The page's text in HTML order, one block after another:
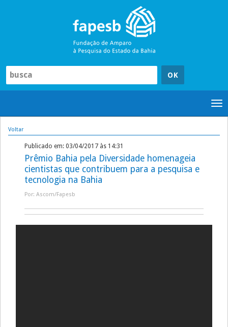
Voltar
Publicado em: 03/04/2017 às 14:31
Prêmio Bahia pela Diversidade homenageia
cientistas que contribuem para a pesquisa e
tecnologia na Bahia
Por: Ascom/Fapesb